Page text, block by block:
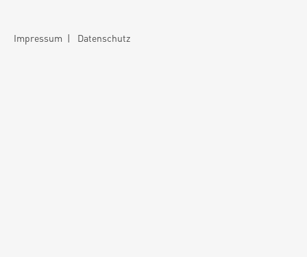
Impressum | Datenschutz